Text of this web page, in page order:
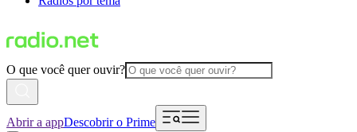
O que você quer ouvir?
Abrir a appDescobrir o Prime